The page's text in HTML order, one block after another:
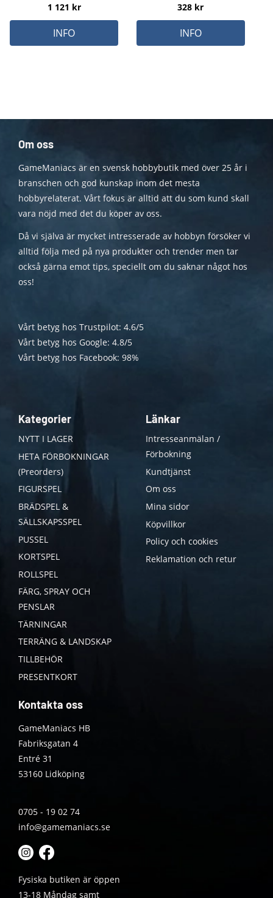
1 121 kr
INFO
328 kr
INFO
Om oss
GameManiacs är en svensk hobbybutik med över 25 år i
branschen och god kunskap inom det mesta
hobbyrelaterat. Vårt fokus är alltid att du som kund skall
vara nöjd med det du köper av oss.
Då vi själva är mycket intresserade av hobbyn försöker vi
alltid följa med på nya produkter och trender men tar
också gärna emot tips, speciellt om du saknar något hos
oss!
Vårt betyg hos Trustpilot: 4.6/5
Vårt betyg hos Google: 4.8/5
Vårt betyg hos Facebook: 98%
Kategorier
NYTT I LAGER
HETA FÖRBOKNINGAR
(Preorders)
FIGURSPEL
BRÄDSPEL &
SÄLLSKAPSSPEL
PUSSEL
KORTSPEL
ROLLSPEL
FÄRG, SPRAY OCH
PENSLAR
TÄRNINGAR
TERRÄNG & LANDSKAP
TILLBEHÖR
PRESENTKORT
Länkar
Intresseanmälan /
Förbokning
Kundtjänst
Om oss
Mina sidor
Köpvillkor
Policy och cookies
Reklamation och retur
Kontakta oss
GameManiacs HB
Fabriksgatan 4
Entré 31
53160 Lidköping
0705 - 19 02 74
info@gamemaniacs.se
Fysiska butiken är öppen
13-18 Måndag samt